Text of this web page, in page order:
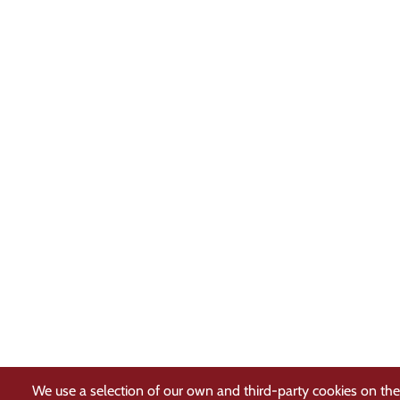
We use a selection of our own and third-party cookies on